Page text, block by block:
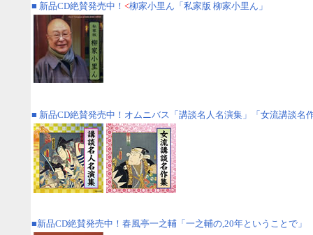
■ 新品CD絶賛発売中！ <柳家小里ん「私家版 柳家小里ん」
■ 新品CD絶賛発売中！ オムニバス 「講談名人名演集」「女流講談名
■新品CD絶賛発売中！ 春風亭一之輔「一之輔の,20年ということで」